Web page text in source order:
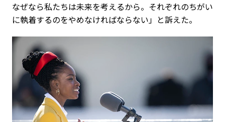
なぜなら私たちは未来を考えるから。それぞれのちがい
に執着するのをやめなければならない」と訴えた。